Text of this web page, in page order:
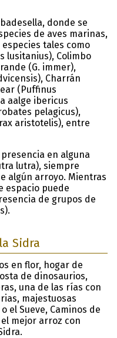
donde se
de aves marinas,
tales como
lusitanius), Colimbo
(G. immer),
Charrán
(Puffinus
aalge ibericus
pelagicus),
aristotelis), entre
en alguna
lutra), siempre
algún arroyo. Mientras
espacio puede
de grupos de
Sidra
en flor, hogar de
de dinosaurios,
una de las rías con
majestuosas
el Sueve, Caminos de
mejor arroz con